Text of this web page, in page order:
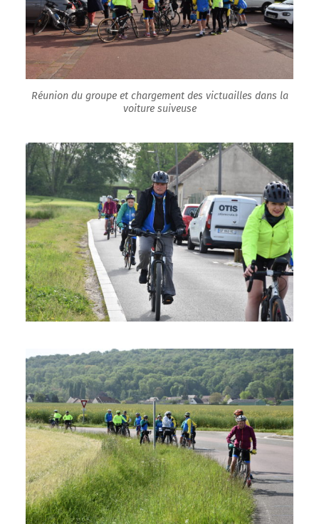
Réunion du groupe et chargement des victuailles dans la
voiture suiveuse